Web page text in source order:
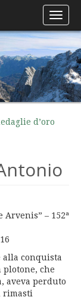
d’oro
Arvenis” – 152ª
alla conquista
che
aveva perduto
rimasti